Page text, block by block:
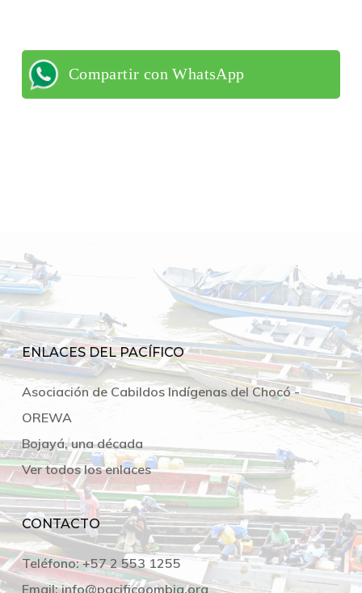
Compartir con WhatsApp
ENLACES DEL PACÍFICO
Asociación de Cabildos Indígenas del Chocó -
OREWA
Bojayá, una década
Ver todos los enlaces
CONTACTO
Teléfono:+57 2 553 1255
Email: info@pacificoombia.org